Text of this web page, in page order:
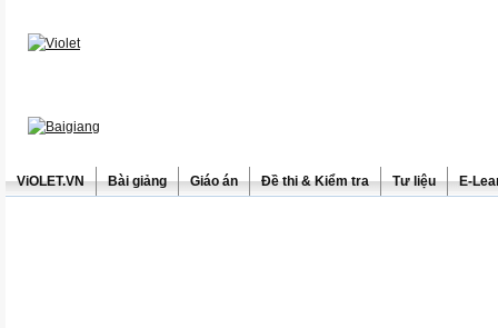
ViOLET.VN Bài giảng Giáo án Đề thi & Kiểm tra Tư liệu E-